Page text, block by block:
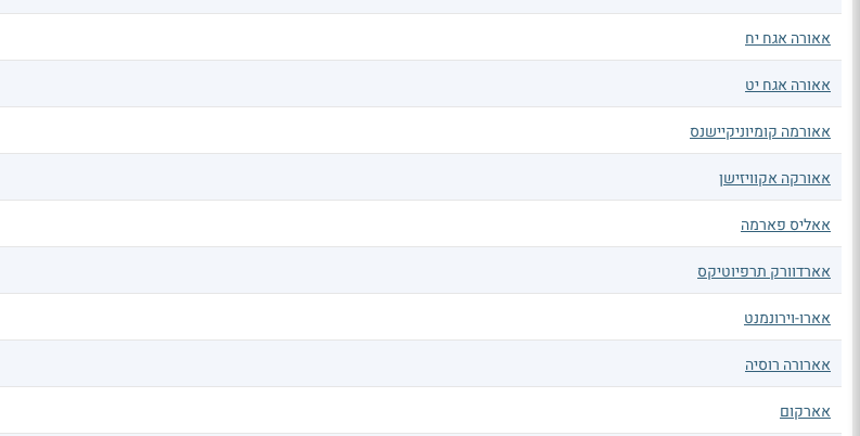
אאורה אגח יח
אאורה אגח יט
אאורמה קומיוניקיישנס
אאורקה אקוויזישן
אאליס פארמה
אארדוורק תרפיוטיקס
אארו-וירונמנט
אארורה רוסיה
אארקום